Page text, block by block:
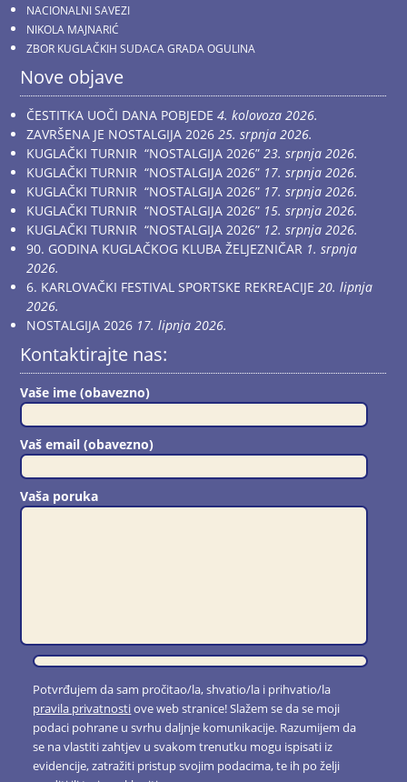
NACIONALNI SAVEZI
NIKOLA MAJNARIĆ
ZBOR KUGLAČKIH SUDACA GRADA OGULINA
Nove objave
ČESTITKA UOČI DANA POBJEDE 4. kolovoza 2026.
ZAVRŠENA JE NOSTALGIJA 2026 25. srpnja 2026.
KUGLAČKI TURNIR “NOSTALGIJA 2026” 23. srpnja 2026.
KUGLAČKI TURNIR “NOSTALGIJA 2026” 17. srpnja 2026.
KUGLAČKI TURNIR “NOSTALGIJA 2026” 17. srpnja 2026.
KUGLAČKI TURNIR “NOSTALGIJA 2026” 15. srpnja 2026.
KUGLAČKI TURNIR “NOSTALGIJA 2026” 12. srpnja 2026.
90. GODINA KUGLAČKOG KLUBA ŽELJEZNIČAR 1. srpnja
2026.
6. KARLOVAČKI FESTIVAL SPORTSKE REKREACIJE 20. lipnja
2026.
NOSTALGIJA 2026 17. lipnja 2026.
Kontaktirajte nas:
Vaše ime (obavezno)
Vaš email (obavezno)
Vaša poruka
Potvrđujem da sam pročitao/la, shvatio/la i prihvatio/la
pravila privatnostiove web stranice! Slažem se da se moji
podaci pohrane u svrhu daljnje komunikacije. Razumijem da
se na vlastiti zahtjev u svakom trenutku mogu ispisati iz
evidencije, zatražiti pristup svojim podacima, te ih po želji